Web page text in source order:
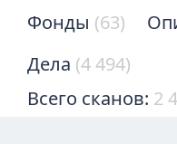
Фонды (63)
Дела (4 494)
Всего сканов: 2